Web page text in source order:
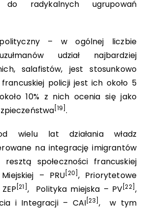
do radykalnych ugrupowań
– w ogólnej liczbie
udział najbardziej
salafistów, jest stosunkowo
francuskiej policji jest ich około 5
10% z nich ocenia się jako
[19] .
wielu lat działania władz
na integrację imigrantów
społeczności francuskiej
– PRU [20] , Priorytetowe
[21] , Polityka miejska – PV [22] ,
i Integracji – CAI [23] , w tym